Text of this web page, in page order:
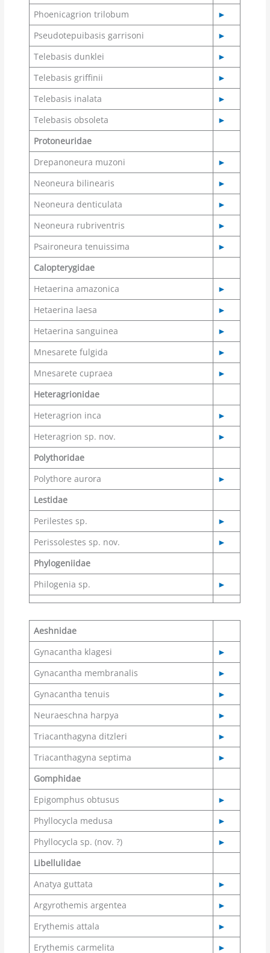
Phoenicagrion trilobum
►
Pseudotepuibasis garrisoni
►
Telebasis dunklei
►
Telebasis griffinii
►
Telebasis inalata
►
Telebasis obsoleta
►
Protoneuridae
Drepanoneura muzoni
►
Neoneura bilinearis
►
Neoneura denticulata
►
Neoneura rubriventris
►
Psaironeura tenuissima
►
Calopterygidae
Hetaerina amazonica
►
Hetaerina laesa
►
Hetaerina sanguinea
►
Mnesarete fulgida
►
Mnesarete cupraea
►
Heteragrionidae
Heteragrion inca
►
Heteragrion sp. nov.
►
Polythoridae
Polythore aurora
►
Lestidae
Perilestes sp.
►
Perissolestes sp. nov.
►
Phylogeniidae
Philogenia sp.
►
Aeshnidae
Gynacantha klagesi
►
Gynacantha membranalis
►
Gynacantha tenuis
►
Neuraeschna harpya
►
Triacanthagyna ditzleri
►
Triacanthagyna septima
►
Gomphidae
Epigomphus obtusus
►
Phyllocycla medusa
►
Phyllocycla sp. (nov. ?)
►
Libellulidae
Anatya guttata
►
Argyrothemis argentea
►
Erythemis attala
►
Erythemis carmelita
►